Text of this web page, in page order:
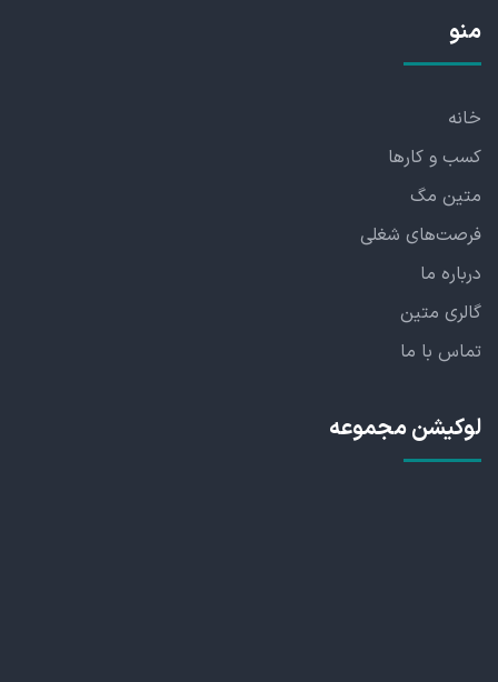
منو
خانه
کسب و کارها
متین مگ
فرصت‌های شغلی
درباره ما
گالری متین
تماس با ما
لوکیشن مجموعه